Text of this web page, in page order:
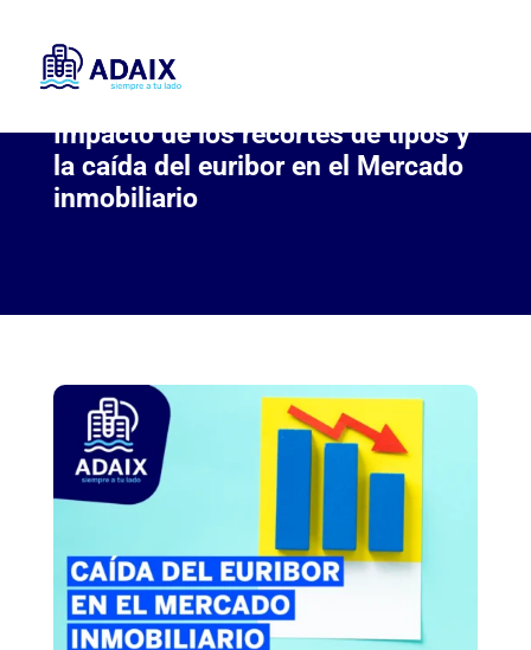
Impacto de los recortes de tipos y
la caída del euribor en el Mercado
inmobiliario